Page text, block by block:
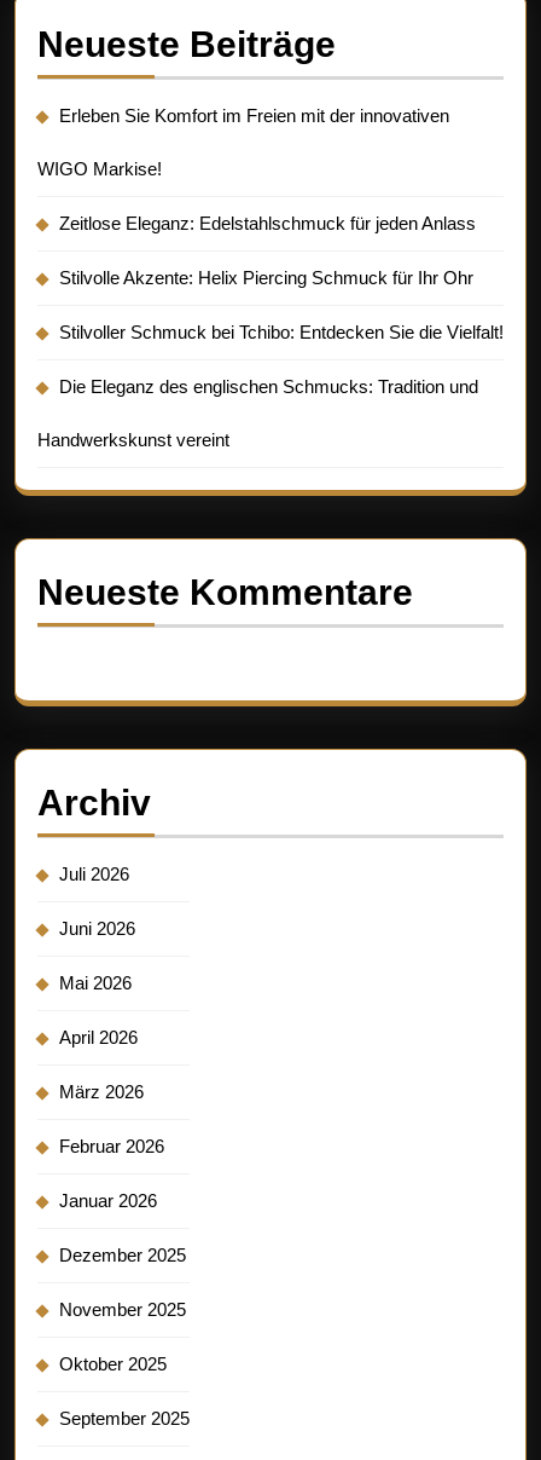
Neueste Beiträge
Erleben Sie Komfort im Freien mit der innovativen
WIGO Markise!
Zeitlose Eleganz: Edelstahlschmuck für jeden Anlass
Stilvolle Akzente: Helix Piercing Schmuck für Ihr Ohr
Stilvoller Schmuck bei Tchibo: Entdecken Sie die Vielfalt!
Die Eleganz des englischen Schmucks: Tradition und
Handwerkskunst vereint
Neueste Kommentare
Archiv
Juli 2026
Juni 2026
Mai 2026
April 2026
März 2026
Februar 2026
Januar 2026
Dezember 2025
November 2025
Oktober 2025
September 2025